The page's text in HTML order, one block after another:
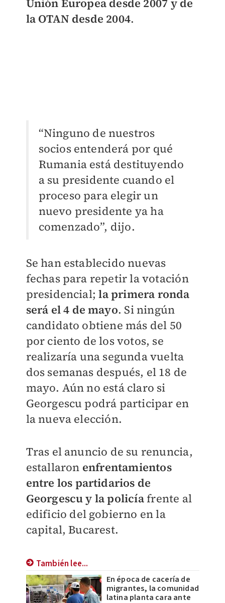
la OTAN desde 2004.
“Ninguno de nuestros
socios entenderá por qué
Rumania está destituyendo
a su presidente cuando el
proceso para elegir un
nuevo presidente ya ha
comenzado”, dijo.
Se han establecido nuevas
fechas para repetir la votación
presidencial;la primera ronda
será el 4 de mayo. Si ningún
candidato obtiene más del 50
por ciento de los votos, se
realizaría una segunda vuelta
dos semanas después, el 18 de
mayo. Aún no está claro si
Georgescu podrá participar en
la nueva elección.
Tras el anuncio de su renuncia,
estallaron enfrentamientos
entre los partidarios de
Georgescu y la policíafrente al
edificio del gobierno en la
capital, Bucarest.
También lee...
En época de cacería de
migrantes, la comunidad
latina planta cara ante